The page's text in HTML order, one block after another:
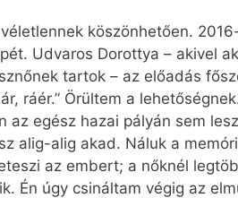
köszönhetően.
Udvaros Dorottya – akivel
tartok – az előadás
ráér.” Örültem a
az egész hazai pályán sem
alig-alig akad. Náluk a
az embert; a nőknél
Én úgy csináltam végig az